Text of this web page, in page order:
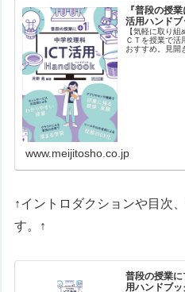
『普段の授
活用ハンドブ
【気軽に取り
ＣＴを授業で活
おすすめ。見開
www.meijitosho.co.jp
↑イントロダクションや目次
す。↑
普段の授業
用ハンドブッ